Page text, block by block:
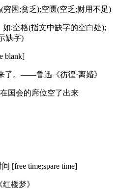
穷困;贫乏);空匮(空乏;财用不足)
如:空格(指文中缺字的空白处);
缺字)
blank]
了。——鲁迅《彷徨·离婚》
国会的席位空了出来
[free time;spare time]
楼梦》